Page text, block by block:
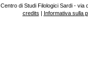
Centro di Studi Filologici Sardi - via
credits | Informativa sulla